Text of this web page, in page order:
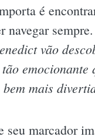
é
navegar sempre.
vão
emocionante
mais
seu marcador